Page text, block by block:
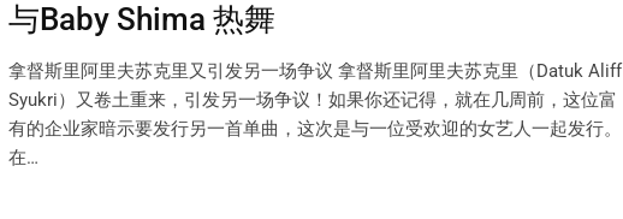
与Baby Shima 热舞
拿督斯里阿里夫苏克里又引发另一场争议 拿督斯里阿里夫苏克里（Datuk Aliff
Syukri）又卷土重来，引发另一场争议！如果你还记得，就在几周前，这位富
有的企业家暗示要发行另一首单曲，这次是与一位受欢迎的女艺人一起发行。
在…